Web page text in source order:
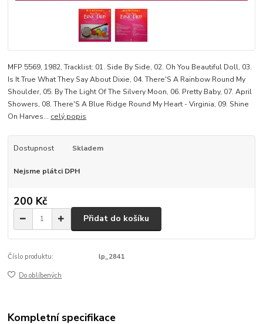
MFP 5569, 1982, Tracklist: 01. Side By Side, 02. Oh You Beautiful Doll, 03.
Is It True What They Say About Dixie, 04. There'S A Rainbow Round My
Shoulder, 05. By The Light Of The Silvery Moon, 06. Pretty Baby, 07. April
Showers, 08. There'S A Blue Ridge Round My Heart - Virginia, 09. Shine
On Harves... celý popis
Dostupnost Skladem
Nejsme plátci DPH
200 Kč
Přidat do košíku
Číslo produktu: lp_2841
Do oblíbených
Kompletní specifikace